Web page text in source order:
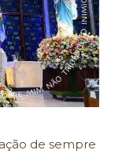
de sempre